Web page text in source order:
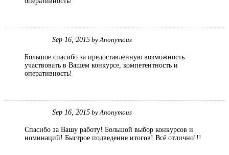
Sep 16, 2015 by Anonymous
Большое спасибо за предоставленную возможность
участвовать в Вашем конкурсе, компетентность и
оперативность!
Sep 16, 2015 by Anonymous
Спасибо за Вашу работу! Большой выбор конкурсов и
номинаций! Быстрое подведение итогов! Всё отлично!!!